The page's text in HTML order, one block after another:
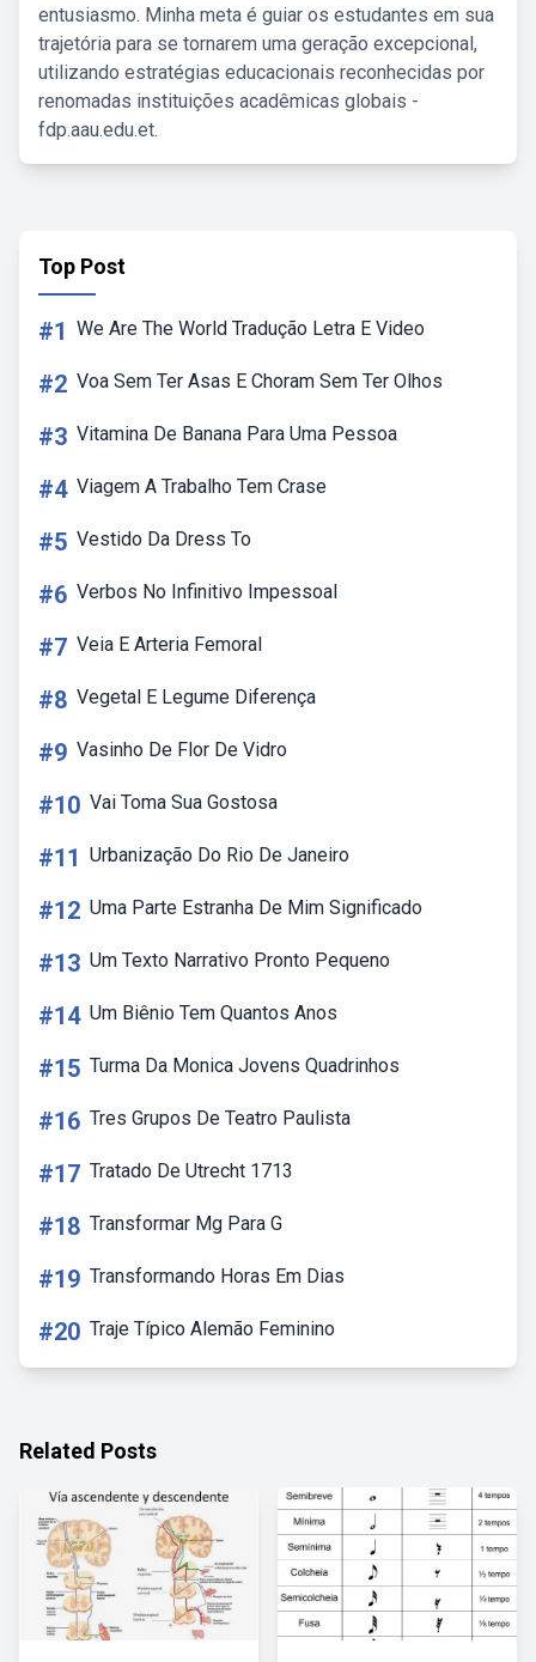
entusiasmo. Minha meta é guiar os estudantes em sua
trajetória para se tornarem uma geração excepcional,
utilizando estratégias educacionais reconhecidas por
renomadas instituições acadêmicas globais -
fdp.aau.edu.et.
Top Post
#1 We Are The World Tradução Letra E Video
#2 Voa Sem Ter Asas E Choram Sem Ter Olhos
#3 Vitamina De Banana Para Uma Pessoa
#4 Viagem A Trabalho Tem Crase
#5 Vestido Da Dress To
#6 Verbos No Infinitivo Impessoal
#7 Veia E Arteria Femoral
#8 Vegetal E Legume Diferença
#9 Vasinho De Flor De Vidro
#10 Vai Toma Sua Gostosa
#11 Urbanização Do Rio De Janeiro
#12 Uma Parte Estranha De Mim Significado
#13 Um Texto Narrativo Pronto Pequeno
#14 Um Biênio Tem Quantos Anos
#15 Turma Da Monica Jovens Quadrinhos
#16 Tres Grupos De Teatro Paulista
#17 Tratado De Utrecht 1713
#18 Transformar Mg Para G
#19 Transformando Horas Em Dias
#20 Traje Típico Alemão Feminino
Related Posts